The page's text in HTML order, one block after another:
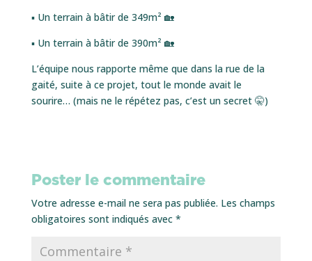
▪ Un terrain à bâtir de 349m² 🏡
▪ Un terrain à bâtir de 390m² 🏡
L’équipe nous rapporte même que dans la rue de la
gaité, suite à ce projet, tout le monde avait le
sourire… (mais ne le répétez pas, c’est un secret 🤫)
Poster le commentaire
Votre adresse e-mail ne sera pas publiée. Les champs
obligatoires sont indiqués avec *